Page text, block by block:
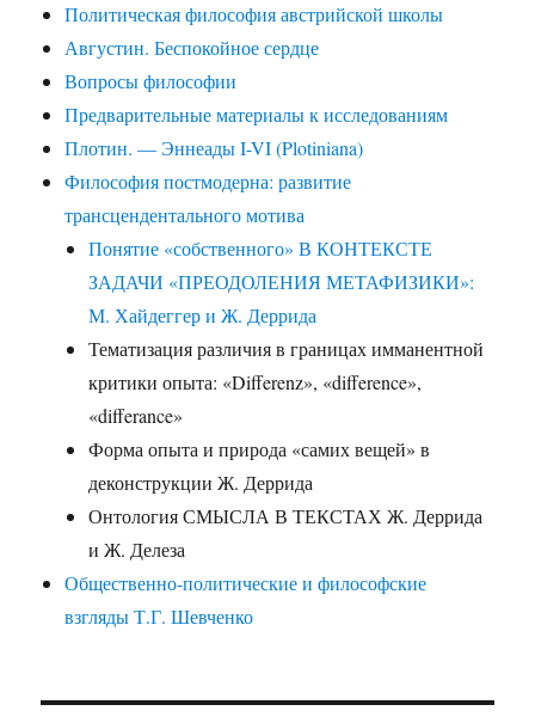
Политическая философия австрийской школы
Августин. Беспокойное сердце
Вопросы философии
Предварительные материалы к исследованиям
Плотин. — Эннеады I-VI (Plotiniana)
Философия постмодерна: развитие
трансцендентального мотива
Понятие «собственного» В КОНТЕКСТЕ
ЗАДАЧИ «ПРЕОДОЛЕНИЯ МЕТАФИЗИКИ»:
М. Хайдеггер и Ж. Деррида
Тематизация различия в границах имманентной
критики опыта: «Differenz», «difference»,
«differance»
Форма опыта и природа «самих вещей» в
деконструкции Ж. Деррида
Онтология СМЫСЛА В ТЕКСТАХ Ж. Деррида
и Ж. Делеза
Общественно-политические и философские
взгляды Т.Г. Шевченко